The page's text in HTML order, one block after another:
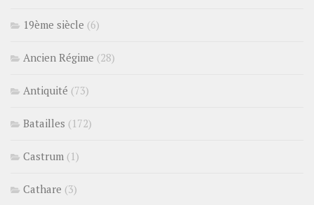
19ème siècle (6)
Ancien Régime (28)
Antiquité (73)
Batailles (172)
Castrum (1)
Cathare (3)